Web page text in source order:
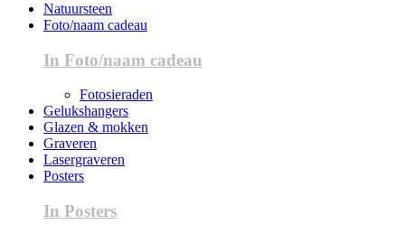
Natuursteen
Foto/naam cadeau
In Foto/naam cadeau
Fotosieraden
Gelukshangers
Glazen & mokken
Graveren
Lasergraveren
Posters
In Posters